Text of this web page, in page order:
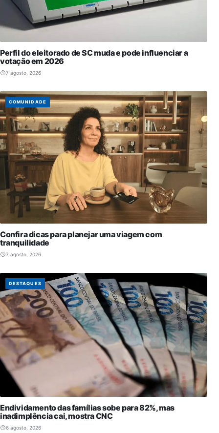
Perfil do eleitorado de SC muda e pode influenciar a
votação em 2026
7 agosto, 2026
COMUNIDADE
Confira dicas para planejar uma viagem com
tranquilidade
7 agosto, 2026
DESTAQUES
Endividamento das famílias sobe para 82%, mas
inadimplência cai, mostra CNC
6 agosto, 2026